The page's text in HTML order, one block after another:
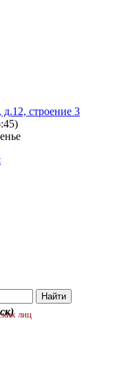
строение 3
лиц